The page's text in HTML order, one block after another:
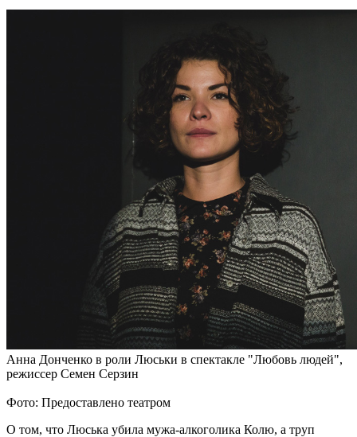
Анна Донченко в роли Люськи в спектакле "Любовь людей",
режиссер Семен Серзин
Фото: Предоставлено театром
О том, что Люська убила мужа-алкоголика Колю, а труп